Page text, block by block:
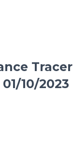
Tracer
10/2023